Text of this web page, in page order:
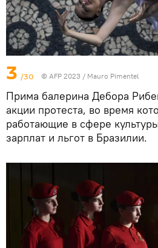
3 /30 © AFP 2023 / Mauro Pimentel
Прима балерина Дебора
акции протеста, во время
работающие в сфере
зарплат и льгот в Бразилии.